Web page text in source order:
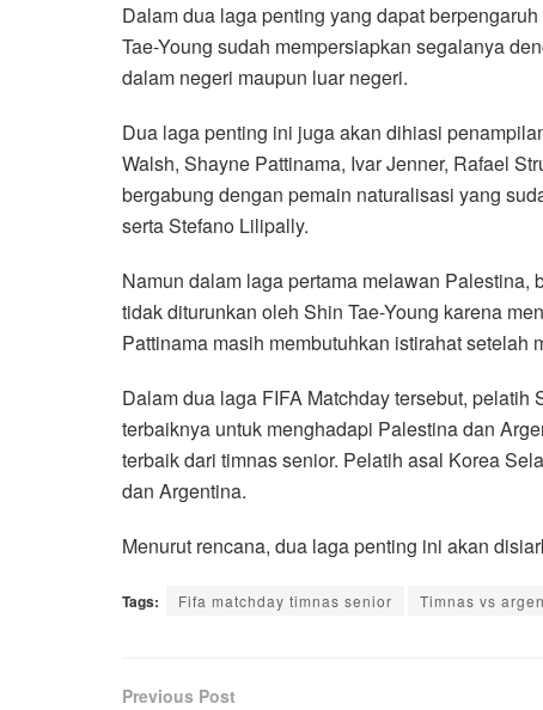
Dalam dua laga penting yang dapat
Tae-Young sudah mempersiapkan segalanya
dalam negeri maupun luar negeri.
Dua laga penting ini juga akan dihiasi
Walsh, Shayne Pattinama, Ivar Jenner, Rafael
bergabung dengan pemain naturalisasi yang
serta Stefano Lilipally.
Namun dalam laga pertama melawan
tidak diturunkan oleh Shin Tae-Young karena
Pattinama masih membutuhkan istirahat
Dalam dua laga FIFA Matchday tersebut,
terbaiknya untuk menghadapi Palestina dan
terbaik dari timnas senior. Pelatih asal Korea
dan Argentina.
Menurut rencana, dua laga penting ini akan
Tags: Fifa matchday timnas senior Timnas vs
Previous Post